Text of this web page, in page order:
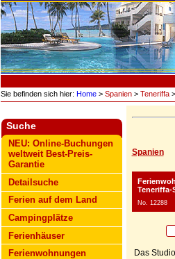
Sie befinden sich hier: Home> Spanien> Teneriffa>
Suche
NEU: Online-Buchungen
weltweit Best-Preis-
Garantie
Detailsuche
Ferien auf dem Land
Campingplätze
Ferienhäuser
Ferienwohnungen
Spanien
Teneriffa-
No. 12288
Das